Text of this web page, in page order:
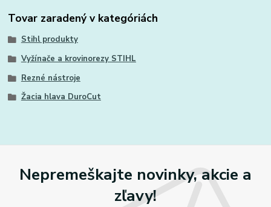
Tovar zaradený v kategóriách
Stihl produkty
Vyžínače a krovinorezy STIHL
Rezné nástroje
Žacia hlava DuroCut
Nepremeškajte novinky, akcie a
zľavy!